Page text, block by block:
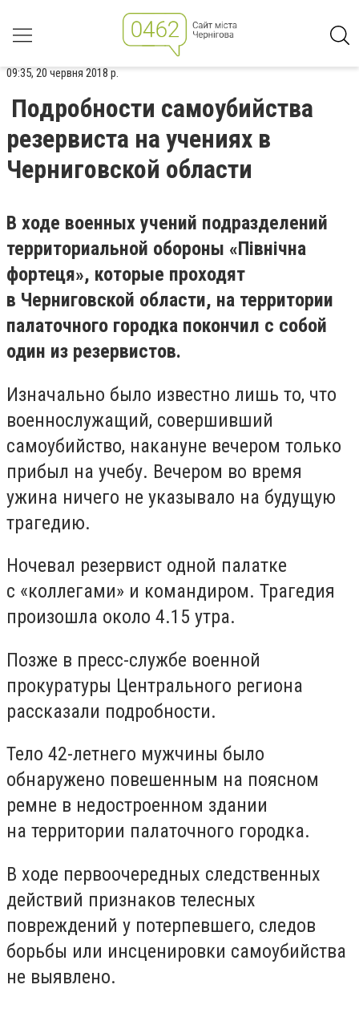
09:35, 20 червня 2018 р.
Подробности самоубийства
резервиста на учениях в
Черниговской области
В ходе военных учений подразделений
территориальной обороны «Північна
фортеця», которые проходят
в Черниговской области, на территории
палаточного городка покончил с собой
один из резервистов.
Изначально было известно лишь то, что
военнослужащий, совершивший
самоубийство, накануне вечером только
прибыл на учебу. Вечером во время
ужина ничего не указывало на будущую
трагедию.
Ночевал резервист одной палатке
с «коллегами» и командиром. Трагедия
произошла около 4.15 утра.
Позже в пресс-службе военной
прокуратуры Центрального региона
рассказали подробности.
Тело 42-летнего мужчины было
обнаружено повешенным на поясном
ремне в недостроенном здании
на территории палаточного городка.
В ходе первоочередных следственных
действий признаков телесных
повреждений у потерпевшего, следов
борьбы или инсценировки самоубийства
не выявлено.